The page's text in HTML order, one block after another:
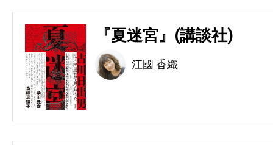
『夏迷宮』(講談社)
江國 香織